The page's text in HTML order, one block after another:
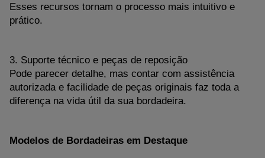
Esses recursos tornam o processo mais intuitivo e
prático.
3. Suporte técnico e peças de reposição
Pode parecer detalhe, mas contar com assistência
autorizada e facilidade de peças originais faz toda a
diferença na vida útil da sua bordadeira.
Modelos de Bordadeiras em Destaque